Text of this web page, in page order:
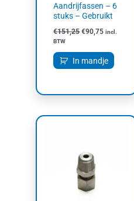
Aandrijfassen – 6
stuks – Gebruikt
€151,25 €90,75 incl.
BTW
In mandje